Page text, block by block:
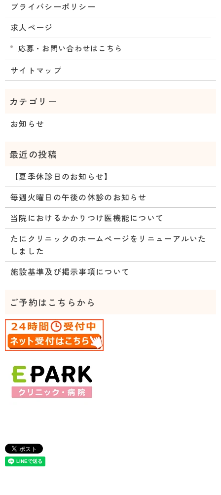
プライバシーポリシー
求人ページ
応募・お問い合わせはこちら
サイトマップ
お知らせ
【夏季休診日のお知らせ】
毎週火曜日の午後の休診のお知らせ
当院におけるかかりつけ医機能について
たにクリニックのホームページをリニューアルいた
しました
施設基準及び掲示事項について
ご予約はこちらから